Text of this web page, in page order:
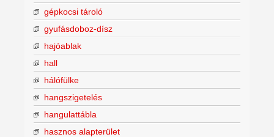
gépkocsi tároló
gyufásdoboz-dísz
hajóablak
hall
hálófülke
hangszigetelés
hangulattábla
hasznos alapterület